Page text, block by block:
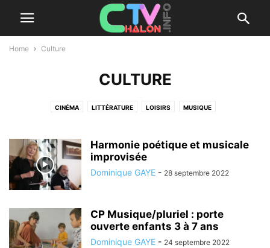
Home Culture
CULTURE
CINÉMA LITTÉRATURE LOISIRS MUSIQUE
Harmonie poétique et musicale
improvisée
Dominique GAYE - 28 septembre 2022
CP Musique/pluriel : porte
ouverte enfants 3 à 7 ans
Dominique GAYE - 24 septembre 2022